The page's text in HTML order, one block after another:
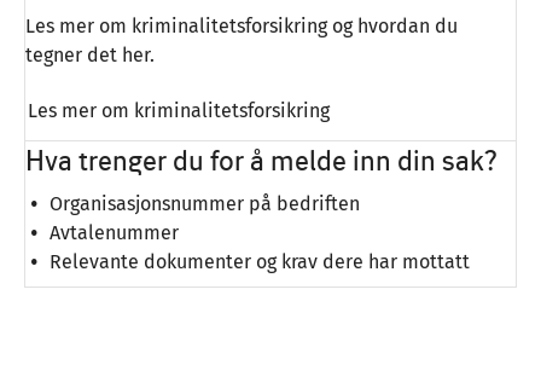
Les mer om kriminalitetsforsikring og hvordan du
tegner det her.
Les mer om kriminalitetsforsikring
Hva trenger du for å melde inn din sak?
Organisasjonsnummer på bedriften
Avtalenummer
Relevante dokumenter og krav dere har mottatt